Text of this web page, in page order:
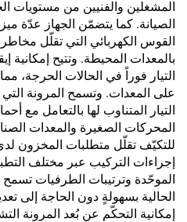
المشغلين والفنيين من مستويات
الصيانة. كما يتضمّن الجهاز عدّة
القوس الكهربائي التي تقلّل مخاطر
بالمعدات المحيطة. وتتيح
التيار فوراً في الحالات الحرجة،
على المعدات. وتسمح المرونة التي
التيار المتناوب لها بالتعامل مع
المحركات الصغيرة والمعدات
للتكيّف تقلّل متطلبات المخزون
إجراءات التركيب عبر مختلف
الموحّدة وترتيبات الطرفيات تسمح
الحالية بسهولةٍ دون الحاجة إلى
إمكانية التحكّم عن بُعد المرونة